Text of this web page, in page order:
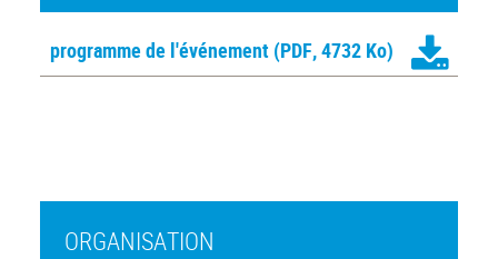
programme de l'événement (PDF, 4732 Ko)
ORGANISATION